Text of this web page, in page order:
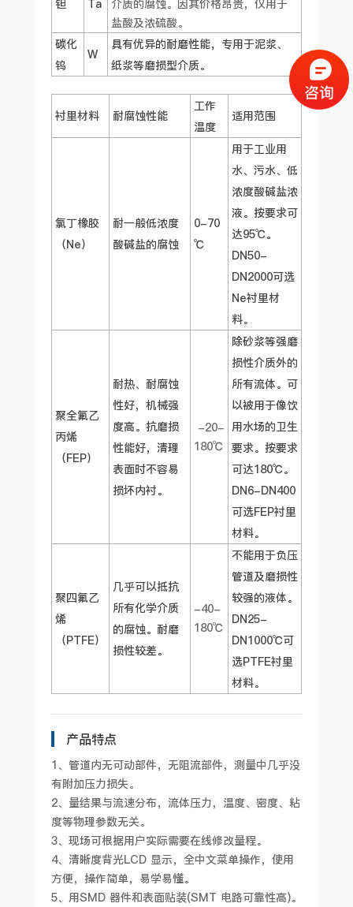
钽 Ta
介质的腐蚀。因其价格昂贵，仅用于
盐酸及浓硫酸。
碳化
钨
W
具有优异的耐磨性能，专用于泥浆、
纸浆等磨损型介质。
衬里材料 耐腐蚀性能
工作
温度
适用范围
氯丁橡胶
（Ne）
耐一般低浓度
酸碱盐的腐蚀
0-70
℃
用于工业用
水、污水、低
浓度酸碱盐浓
液。按要求可
达95℃。
DN50-
DN2000可选
Ne衬里材
料。
聚全氟乙
丙烯
（FEP）
耐热、耐腐蚀
性好，机械强
度高。抗磨损
性能好，清理
表面时不容易
损坏内衬。
-20-
180℃
除砂浆等强磨
损性介质外的
所有流体。可
以被用于像饮
用水场的卫生
要求。按要求
可达180℃。
DN6-DN400
可选FEP衬里
材料。
聚四氟乙
烯
（PTFE）
几乎可以抵抗
所有化学介质
的腐蚀。耐磨
损性较差。
-40-
180℃
不能用于负压
管道及磨损性
较强的液体。
DN25-
DN1000℃可
选PTFE衬里
材料。
产品特点
1、管道内无可动部件，无阻流部件，测量中几乎没
有附加压力损失。
2、量结果与流速分布，流体压力，温度、密度、粘
度等物理参数无关。
3、现场可根据用户实际需要在线修改量程。
4、清晰度背光LCD 显示，全中文菜单操作，使用
方便，操作简单，易学易懂。
5、用SMD 器件和表面贴装(SMT 电路可靠性高)。